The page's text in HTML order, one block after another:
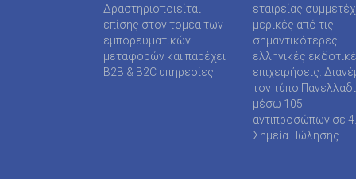
SUPER MEDIA ΕΚΔΟΤΙΚΕΣ ΕΠΙΧΕΙΡΗΣΕΙΣ ΙΚΕ
TAXHEAVEN A.E
TELEVISION PRINT ΜΟΝΟΠΡΟΣΩΠΗ Ι Κ Ε
Δραστηριοποιείται
επίσης στον τομέα των
εμπορευματικών
μεταφορών και παρέχει
B2B & B2C υπηρεσίες.
εταιρείας
μερικές από τις
σημαντικότερες
ελληνικές
επιχειρήσεις.
τον τύπο
μέσω 105
αντιπροσώπων σε
Σημεία Πώλησης.